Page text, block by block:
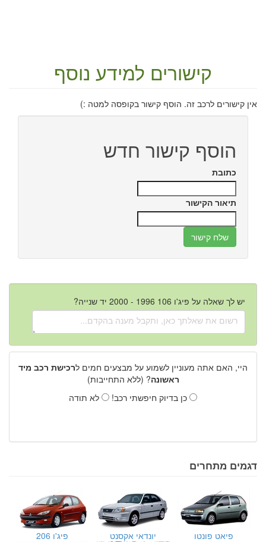
קישורים למידע נוסף
אין קישורים לרכב זה. הוסף קישור בקופסה למטה :)
הוסף קישור חדש
כתובת
תיאור הקישור
יש לך שאלה על פיג'ו 106 1996 - 2000 יד שנייה?
היי, האם אתה מעוניין לשמוע על מבצעים חמים לרכישת רכב מיד
ראשונה? (ללא התחייבות)
כן בדיוק חיפשתי רכב!
לא תודה
דגמים מתחרים
פיאט פונטו יונדאי אקסנט פיג'ו 206